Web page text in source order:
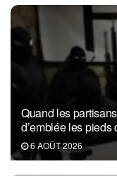
Quand les
d’emblée les pieds
6 AOÛT 2026